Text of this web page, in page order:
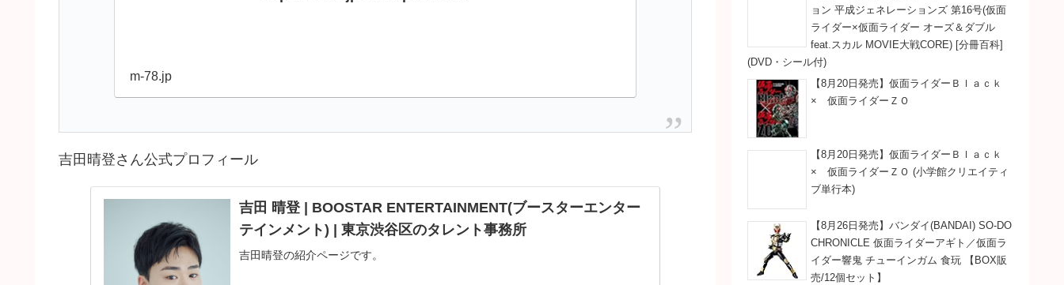
m-78.jp
吉田晴登さん公式プロフィール
吉田 晴登 | BOOSTAR ENTERTAINMENT(ブースターエンター
テインメント) | 東京渋谷区のタレント事務所
吉田晴登の紹介ページです。
ョン 平成ジェネレーションズ 第16号(仮面
ライダー×仮面ライダー オーズ＆ダブル
feat.スカル MOVIE大戦CORE) [分冊百科]
(DVD・シール付)
【8月20日発売】仮面ライダーＢｌａｃｋ
× 仮面ライダーＺＯ
【8月20日発売】仮面ライダーＢｌａｃｋ
× 仮面ライダーＺＯ (小学館クリエイティ
ブ単行本)
【8月26日発売】バンダイ(BANDAI) SO-DO
CHRONICLE 仮面ライダーアギト／仮面ラ
イダー響鬼 チューインガム 食玩 【BOX販
売/12個セット】